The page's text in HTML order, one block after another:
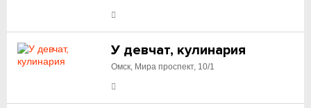
У девчат, кулинария
Омск, Мира проспект, 10/1